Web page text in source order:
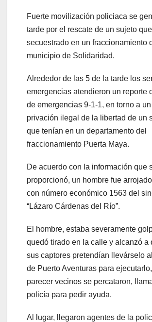
Fuerte movilización policiaca se
tarde por el rescate de un sujeto
secuestrado en un fraccionamiento
municipio de Solidaridad.
Alrededor de las 5 de la tarde los
emergencias atendieron un reporte
de emergencias 9-1-1, en torno a
privación ilegal de la libertad de un
que tenían en un departamento del
fraccionamiento Puerta Maya.
De acuerdo con la información que
proporcionó, un hombre fue
con número económico 1563 del
“Lázaro Cárdenas del Río”.
El hombre, estaba severamente
quedó tirado en la calle y alcanzó a
sus captores pretendían llevárselo
de Puerto Aventuras para ejecutarlo,
parecer vecinos se percataron,
policía para pedir ayuda.
Al lugar, llegaron agentes de la